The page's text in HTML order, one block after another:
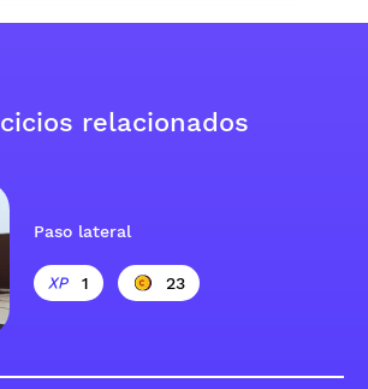
relacionados
Paso lateral
1 23